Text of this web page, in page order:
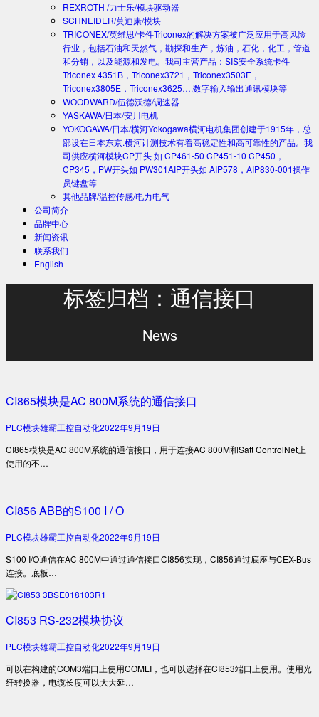
REXROTH /力士乐/模块驱动器
SCHNEIDER/莫迪康/模块
TRICONEX/英维思/卡件Triconex的解决方案被广泛应用于高风险
行业，包括石油和天然气，勘探和生产，炼油，石化，化工，管道
和分销，以及能源和发电。我司主营产品：SIS安全系统卡件
Triconex 4351B，Triconex3721，Triconex3503E，
Triconex3805E，Triconex3625….数字输入输出通讯模块等
WOODWARD/伍德沃德/调速器
YASKAWA/日本/安川电机
YOKOGAWA/日本/横河Yokogawa横河电机集团创建于1915年，总
部设在日本东京.横河计测技术有着高稳定性和高可靠性的产品。我
司供应横河模块CP开头 如 CP461-50 CP451-10 CP450，
CP345，PW开头如 PW301AIP开头如 AIP578，AIP830-001操作
员键盘等
其他品牌/温控传感/电力电气
公司简介
品牌中心
新闻资讯
联系我们
English
标签归档：通信接口
News
CI865模块是AC 800M系统的通信接口
PLC模块雄霸工控自动化2022年9月19日
CI865模块是AC 800M系统的通信接口，用于连接AC 800M和Satt ControlNet上
使用的不…
CI856 ABB的S100 I / O
PLC模块雄霸工控自动化2022年9月19日
S100 I/O通信在AC 800M中通过通信接口CI856实现，CI856通过底座与CEX-Bus
连接。底板…
CI853 RS-232模块协议
PLC模块雄霸工控自动化2022年9月19日
可以在构建的COM3端口上使用COMLI，也可以选择在CI853端口上使用。使用光
纤转换器，电缆长度可以大大延…